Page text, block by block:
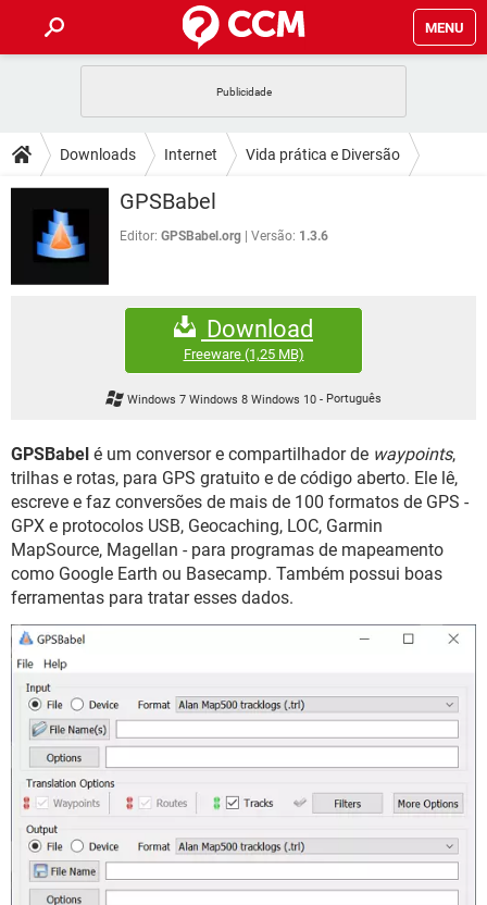
MENU
CELULAR FACEBOOK
INSTAGRAM GMAIL
DICAS
JOGOS
CELULAR
OUTLOOK
DOWNLOADS
JOGOS WHATSAPP
EXCEL
GMAIL
FÓRUM
FACEBOOK
EXCEL
GMAIL
WHATSAPP
INSTAGRAM GMAIL
GUIA DE COMPRAS
Downloads Internet Vida prática e Diversão
GPSBabel
Editor: GPSBabel.org Versão: 1.3.6
Download
Freeware(1,25 MB)
Windows 7 Windows 8 Windows 10- Português
GPSBabel é um conversor e compartilhador de waypoints,
trilhas e rotas, para GPS gratuito e de código aberto. Ele lê,
escreve e faz conversões de mais de 100 formatos de GPS -
GPX e protocolos USB, Geocaching, LOC, Garmin
MapSource, Magellan - para programas de mapeamento
como Google Earth ou Basecamp. Também possui boas
ferramentas para tratar esses dados.